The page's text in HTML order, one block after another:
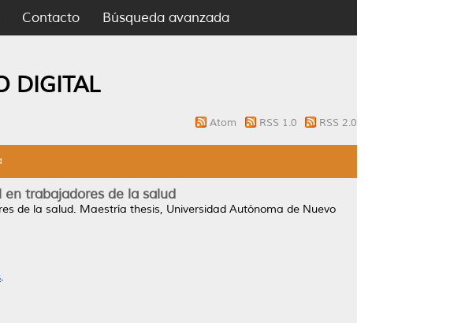
Contacto Búsqueda avanzada
DIGITAL
Atom RSS 1.0 RSS 2.0
trabajadores de la salud
de la salud. Maestría thesis, Universidad Autónoma de Nuevo
.